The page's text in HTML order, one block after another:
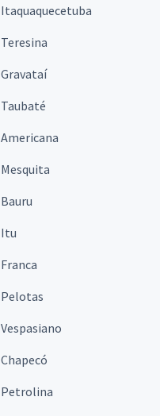
Itaquaquecetuba
Teresina
Gravataí
Taubaté
Americana
Mesquita
Bauru
Itu
Franca
Pelotas
Vespasiano
Chapecó
Petrolina